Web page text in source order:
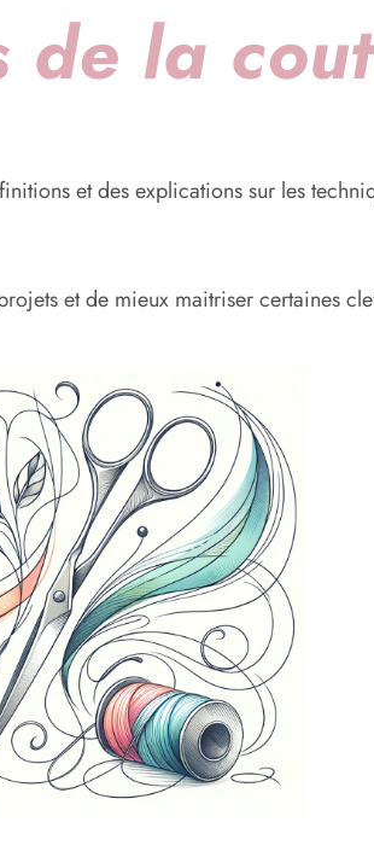
de la
et des explications sur les
et de mieux maitriser certaines